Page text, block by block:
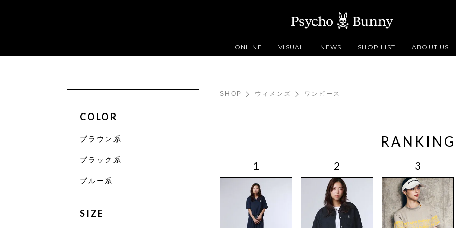
ONLINE VISUAL NEWS SHOP LIST ABOUT US
SHOP ウィメンズ ワンピース
RANKING
COLOR
ブラウン系
ブラック系
ブルー系
SIZE